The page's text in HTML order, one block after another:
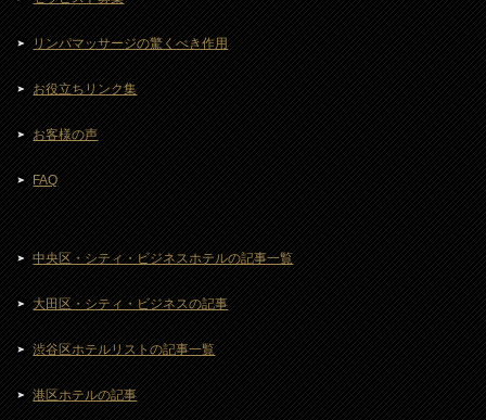
リンパマッサージの驚くべき作用
お役立ちリンク集
お客様の声
FAQ
中央区・シティ・ビジネスホテルの記事一覧
大田区・シティ・ビジネスの記事
渋谷区ホテルリストの記事一覧
港区ホテルの記事